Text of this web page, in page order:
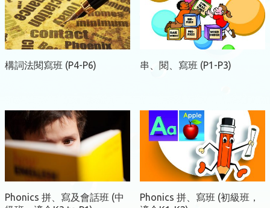
構詞法閱寫班 (P4-P6) 串、閱、寫班 (P1-P3)
Phonics 拼、寫及會話班 (中
Phonics 拼、寫班 (初級班，